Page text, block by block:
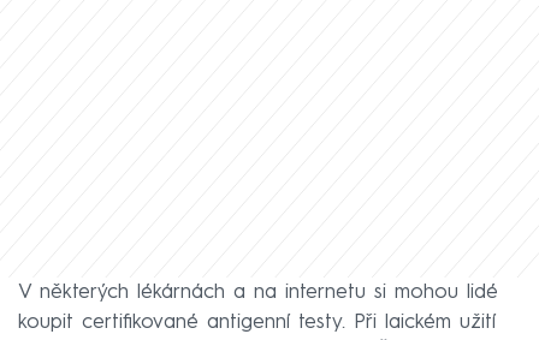
V některých lékárnách a na internetu si mohou lidé
koupit certifikované antigenní testy. Při laickém užití